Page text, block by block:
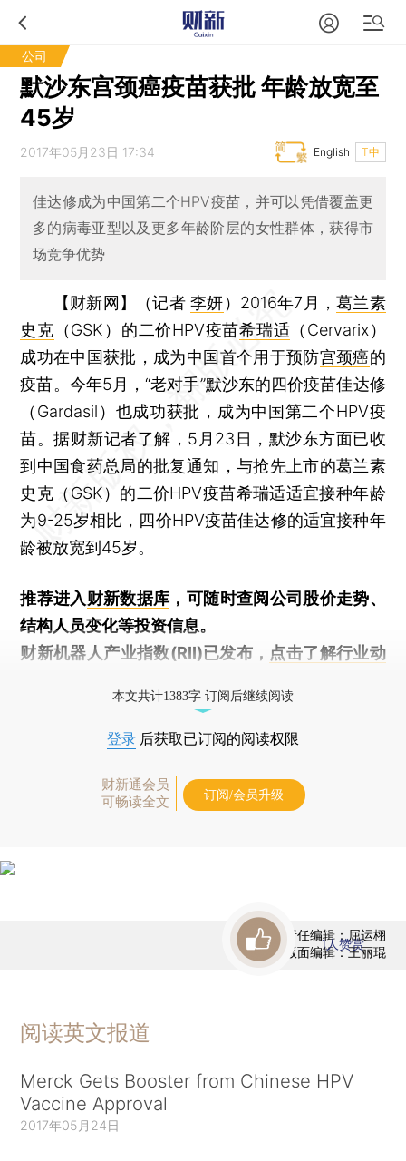
公司
默沙东宫颈癌疫苗获批 年龄放宽至
45岁
2017年05月23日 17:34 T中
English
佳达修成为中国第二个HPV疫苗，并可以凭借覆盖更
多的病毒亚型以及更多年龄阶层的女性群体，获得市
场竞争优势
【财新网】（记者李妍） 2016年7月，葛兰素
史克 （GSK）的二价HPV疫苗希瑞适 （Cervarix）
成功在中国获批，成为中国首个用于预防宫颈癌的
疫苗。今年5月，“老对手”默沙东的四价疫苗佳达修
（Gardasil）也成功获批，成为中国第二个HPV疫
苗。据财新记者了解，5月23日，默沙东方面已收
到中国食药总局的批复通知，与抢先上市的葛兰素
史克（GSK）的二价HPV疫苗希瑞适适宜接种年龄
为9-25岁相比，四价HPV疫苗佳达修的适宜接种年
龄被放宽到45岁。
推荐进入财新数据库 ，可随时查阅公司股价走势、
结构人员变化等投资信息。
财新机器人产业指数(RII)已发布， 点击了解行业动
本文共计1383字 订阅后继续阅读
登录 后获取已订阅的阅读权限
财新通会员
可畅读全文
订阅/会员升级
责任编辑：屈运栩
版面编辑：王丽琨
1人赞赏
阅读英文报道
Merck Gets Booster from Chinese HPV
Vaccine Approval
2017年05月24日